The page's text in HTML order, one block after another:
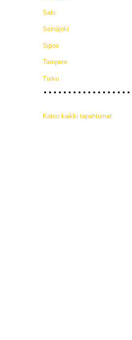
Salo
Seinäjoki
Sipoo
Tampere
Turku
Katso kaikki tapahtumat